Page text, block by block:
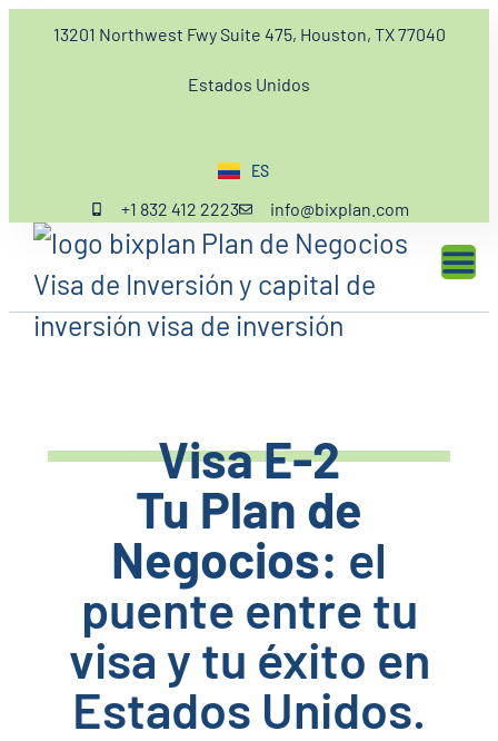
13201 Northwest Fwy Suite 475, Houston, TX 77040
Estados Unidos
ES
EN
+1 832 412 2223 info@bixplan.com
Visa E-2
Tu Plan de
Negocios: el
puente entre tu
visa y tu éxito en
Estados Unidos.